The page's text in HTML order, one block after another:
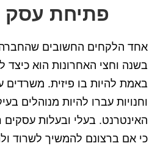
פתיחת עסק
אחד הלקחים החשובים
בשנה וחצי האחרונות הוא כיצד
באמת להיות בו פיזית. משרדים
וחנויות עברו להיות מנוהלים
האינטרנט. בעלי ובעלות עסקים
כי אם ברצונם להמשיך לשרוד